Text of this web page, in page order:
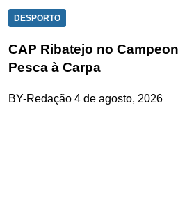
DESPORTO
CAP Ribatejo no
Pesca à Carpa
BY-Redação 4 de agosto, 2026